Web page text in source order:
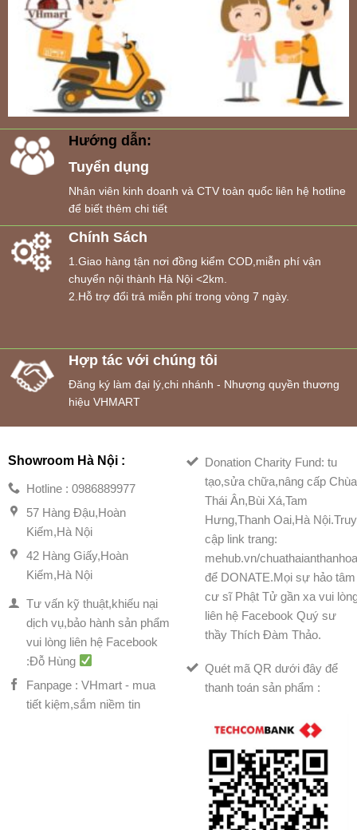
Hướng dẫn:
Tuyển dụng
Nhân viên kinh doanh và CTV toàn quốc liên hệ hotline
để biết thêm chi tiết
Chính Sách
1.Giao hàng tận nơi đồng kiểm COD,miễn phí vận
chuyển nội thành Hà Nội <2km.
2.Hỗ trợ đổi trả miễn phí trong vòng 7 ngày.
Hợp tác với chúng tôi
Đăng ký làm đại lý,chi nhánh - Nhượng quyền thương
hiệu VHMART
Showroom Hà Nội :
Hotline : 0986889977
57 Hàng Đậu,Hoàn
Kiếm,Hà Nội
42 Hàng Giấy,Hoàn
Kiếm,Hà Nội
Tư vấn kỹ thuật,khiếu nại
dịch vụ,bảo hành sản phẩm
vui lòng liên hệ Facebook
:Đỗ Hùng
Fanpage : VHmart - mua
tiết kiệm,sắm niềm tin
Donation Charity Fund: tu
tạo,sửa chữa,nâng cấp Chùa
Thái Ân,Bùi Xá,Tam
Hưng,Thanh Oai,Hà Nội.Truy
cập link trang:
mehub.vn/
để DONATE.Mọi sự hảo tâm
cư sĩ Phật Tử gần xa vui
liên hệ Facebook Quý sư
thầy Thích Đàm Thảo.
Quét mã QR dưới đây để
thanh toán sản phẩm :